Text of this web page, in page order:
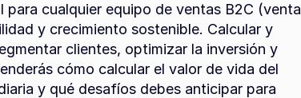
para cualquier equipo de ventas B2C (venta
y crecimiento sostenible. Calcular y
clientes, optimizar la inversión y
cómo calcular el valor de vida del
y qué desafíos debes anticipar para